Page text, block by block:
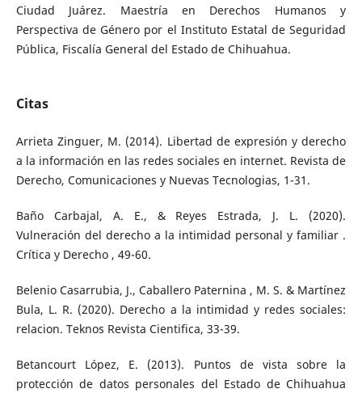
Ciudad Juárez. Maestría en Derechos Humanos y
Perspectiva de Género por el Instituto Estatal de Seguridad
Pública, Fiscalía General del Estado de Chihuahua.
Citas
Arrieta Zinguer, M. (2014). Libertad de expresión y derecho
a la información en las redes sociales en internet. Revista de
Derecho, Comunicaciones y Nuevas Tecnologias, 1-31.
Baño Carbajal, A. E., & Reyes Estrada, J. L. (2020).
Vulneración del derecho a la intimidad personal y familiar .
Crítica y Derecho , 49-60.
Belenio Casarrubia, J., Caballero Paternina , M. S. & Martínez
Bula, L. R. (2020). Derecho a la intimidad y redes sociales:
relacion. Teknos Revista Cientifica, 33-39.
Betancourt López, E. (2013). Puntos de vista sobre la
protección de datos personales del Estado de Chihuahua